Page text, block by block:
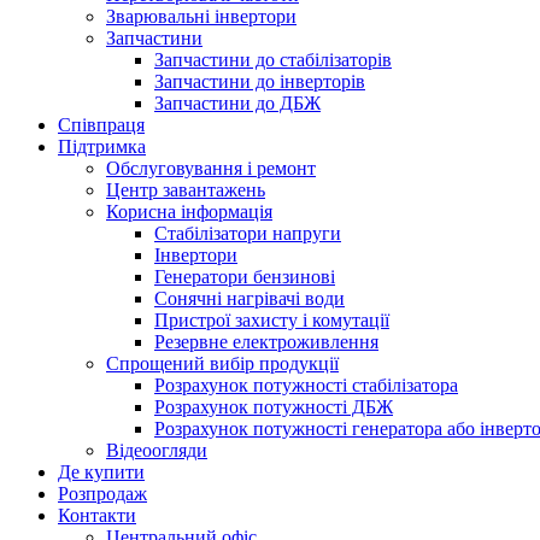
Зварювальні інвертори
Запчастини
Запчастини до стабілізаторів
Запчастини до інверторів
Запчастини до ДБЖ
Співпраця
Підтримка
Обслуговування і ремонт
Центр завантажень
Корисна інформація
Стабілізатори напруги
Інвертори
Генератори бензинові
Сонячні нагрівачі води
Пристрої захисту і комутації
Резервне електроживлення
Спрощений вибір продукції
Розрахунок потужності стабілізатора
Розрахунок потужності ДБЖ
Розрахунок потужності генератора або
Відеоогляди
Де купити
Розпродаж
Контакти